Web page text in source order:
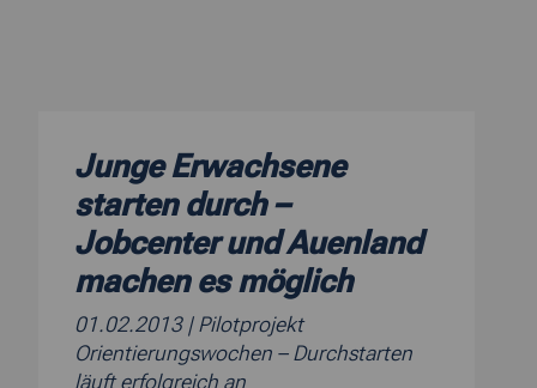
Junge Erwachsene
starten durch –
Jobcenter und Auenland
machen es möglich
01.02.2013 | Pilotprojekt
Orientierungswochen – Durchstarten
läuft erfolgreich an